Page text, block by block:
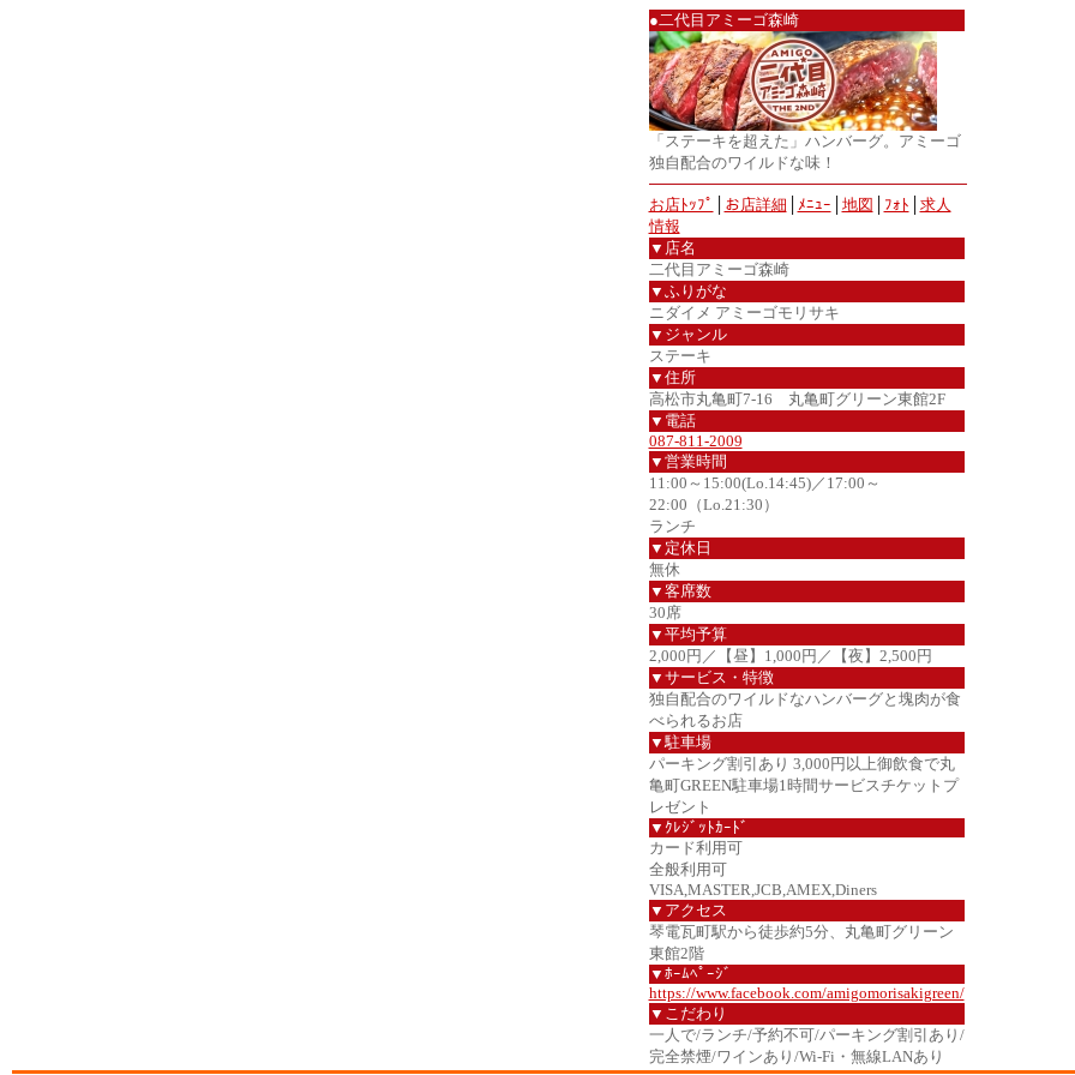
●二代目アミーゴ森崎
「ステーキを超えた」ハンバーグ。アミーゴ
独自配合のワイルドな味！
お店ﾄｯﾌﾟ お店詳細 ﾒﾆｭｰ 地図 ﾌｫﾄ
求人
情報
▼店名
二代目アミーゴ森崎
▼ふりがな
ニダイメ アミーゴモリサキ
▼ジャンル
ステーキ
▼住所
高松市丸亀町7-16 丸亀町グリーン東館2F
▼電話
087-811-2009
▼営業時間
11:00～15:00(Lo.14:45)／17:00～
22:00（Lo.21:30）
ランチ
▼定休日
無休
▼客席数
30席
▼平均予算
2,000円／【昼】1,000円／【夜】2,500円
▼サービス・特徴
独自配合のワイルドなハンバーグと塊肉が食
べられるお店
▼駐車場
パーキング割引あり 3,000円以上御飲食で丸
亀町GREEN駐車場1時間サービスチケットプ
レゼント
▼ｸﾚｼﾞｯﾄｶｰﾄﾞ
カード利用可
全般利用可
VISA,MASTER,JCB,AMEX,Diners
▼アクセス
琴電瓦町駅から徒歩約5分、丸亀町グリーン
東館2階
▼ﾎｰﾑﾍﾟｰｼﾞ
https://www.facebook.com/amigomorisakigreen/
▼こだわり
一人で/ランチ/予約不可/パーキング割引あり/
完全禁煙/ワインあり/Wi-Fi・無線LANあり